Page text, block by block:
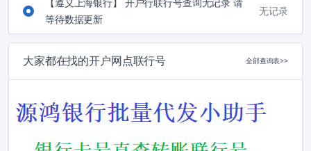
【遵义上海银行】 开户行联行号查询无记录 请
等待数据更新
无记录
大家都在找的开户网点联行号 全部查询表>>